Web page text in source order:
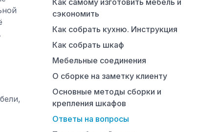
сэкономить
Как собрать кухню. Инструкция
Как собрать шкаф
Мебельные соединения
О сборке на заметку клиенту
Основные методы сборки и
крепления шкафов
Ответы на вопросы